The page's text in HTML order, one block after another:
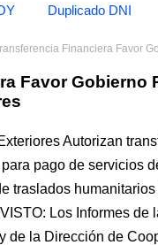
Duplicado DNI
Financiera Favor
Favor Gobierno
Autorizan
pago de servicios
traslados
Los Informes de
de la Dirección de